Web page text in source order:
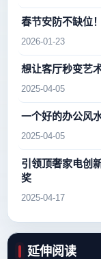
春节安防不缺位
2026-01-23
想让客厅秒变艺
2025-04-05
一个好的办公风
2025-04-05
引领顶奢家电创
奖
2025-04-17
延伸阅读